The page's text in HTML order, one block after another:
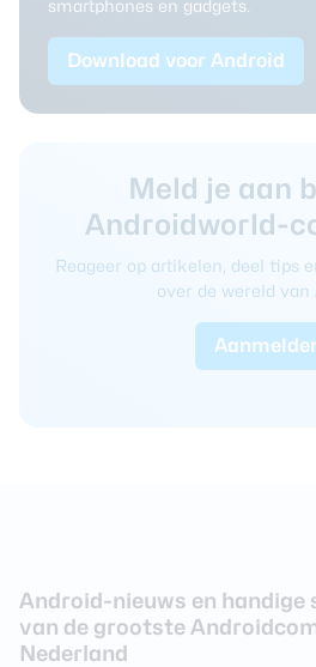
smartphones en gadgets.
Download voor Android
Meld je aan
Androidworld-
Reageer op artikelen, deel tips
over de wereld van
Android-nieuws en
van de grootste
Nederland